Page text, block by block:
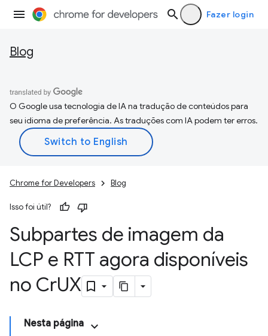
Fazer login
Blog
O Google usa tecnologia de IA na tradução de conteúdos para
seu idioma de preferência. As traduções com IA podem ter erros.
Chrome for Developers Blog
Isso foi útil?
Subpartes de imagem da
LCP e RTT agora disponíveis
no CrUX
Nesta página